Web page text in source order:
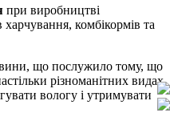
при виробництві
харчування, комбікормів та
що послужило тому, що
різноманітних видах
вологу і утримувати